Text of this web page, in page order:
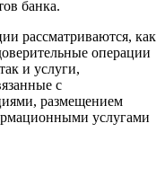
банка.
рассматриваются, как
операции
и услуги,
с
размещением
услугами